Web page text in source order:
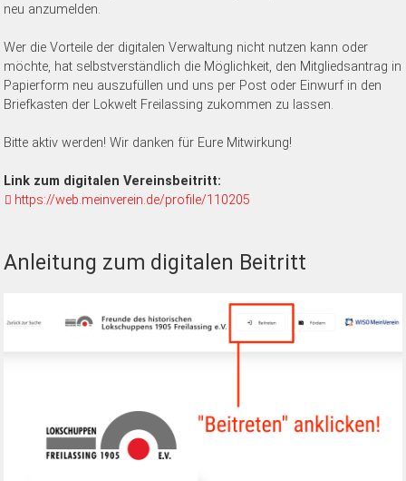
neu anzumelden.
Wer die Vorteile der digitalen Verwaltung nicht nutzen kann oder
möchte, hat selbstverständlich die Möglichkeit, den Mitgliedsantrag in
Papierform neu auszufüllen und uns per Post oder Einwurf in den
Briefkasten der Lokwelt Freilassing zukommen zu lassen.
Bitte aktiv werden! Wir danken für Eure Mitwirkung!
Link zum digitalen Vereinsbeitritt:
https://web.meinverein.de/profile/110205
Anleitung zum digitalen Beitritt